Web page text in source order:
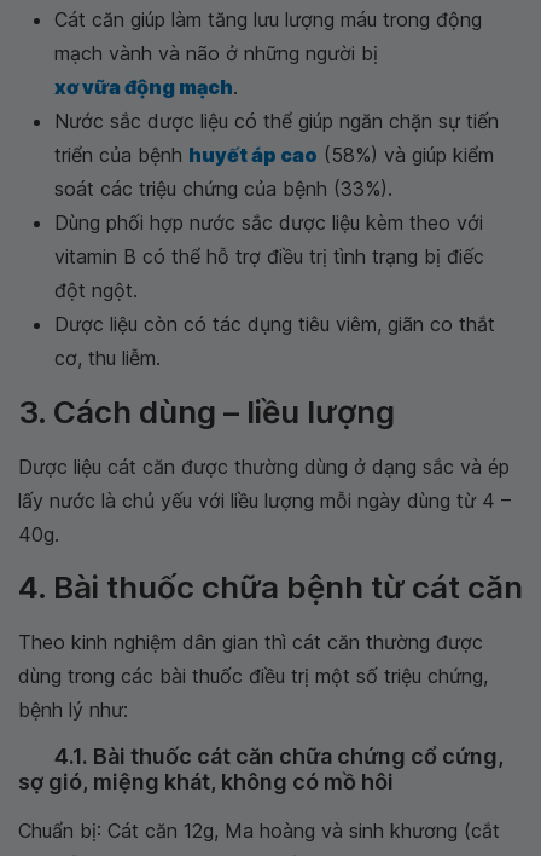
Cát căn giúp làm tăng lưu lượng máu trong động
mạch vành và não ở những người bị
xơ vữa động mạch.
Nước sắc dược liệu có thể giúp ngăn chặn sự tiến
triển của bệnh huyết áp cao (58%) và giúp kiểm
soát các triệu chứng của bệnh (33%).
Dùng phối hợp nước sắc dược liệu kèm theo với
vitamin B có thể hỗ trợ điều trị tình trạng bị điếc
đột ngột.
Dược liệu còn có tác dụng tiêu viêm, giãn co thắt
cơ, thu liễm.
3. Cách dùng – liều lượng
Dược liệu cát căn được thường dùng ở dạng sắc và ép
lấy nước là chủ yếu với liều lượng mỗi ngày dùng từ 4 –
40g.
4. Bài thuốc chữa bệnh từ cát căn
Theo kinh nghiệm dân gian thì cát căn thường được
dùng trong các bài thuốc điều trị một số triệu chứng,
bệnh lý như:
4.1. Bài thuốc cát căn chữa chứng cổ cứng,
sợ gió, miệng khát, không có mồ hôi
Chuẩn bị: Cát căn 12g, Ma hoàng và sinh khương (cắt